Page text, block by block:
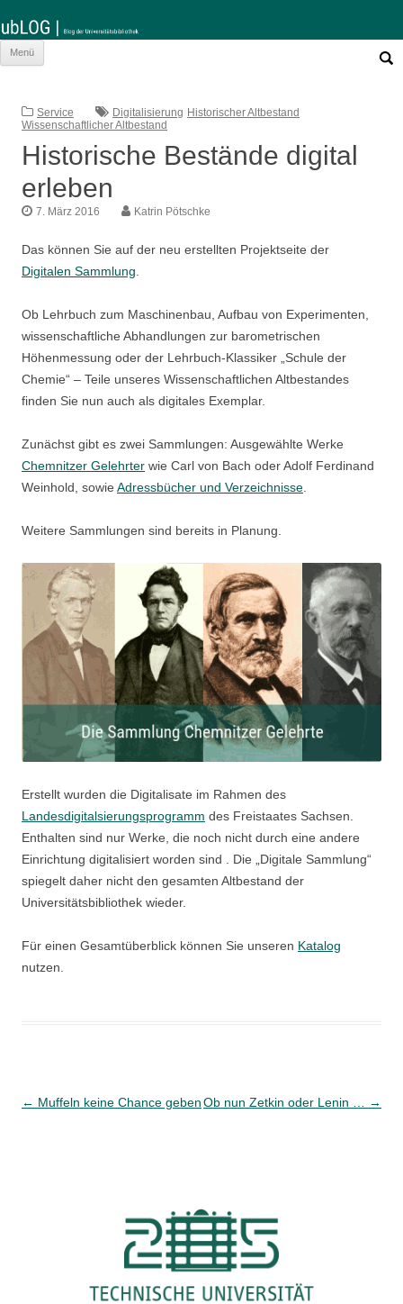
Menü
nach:
Service Digitalisierung Historischer Altbestand
Wissenschaftlicher Altbestand
Historische Bestände digital
erleben
7. März 2016 Katrin Pötschke
Das können Sie auf der neu erstellten Projektseite der
Digitalen Sammlung.
Ob Lehrbuch zum Maschinenbau, Aufbau von Experimenten,
wissenschaftliche Abhandlungen zur barometrischen
Höhenmessung oder der Lehrbuch-Klassiker „Schule der
Chemie“ – Teile unseres Wissenschaftlichen Altbestandes
finden Sie nun auch als digitales Exemplar.
Zunächst gibt es zwei Sammlungen: Ausgewählte Werke
Chemnitzer Gelehrter wie Carl von Bach oder Adolf Ferdinand
Weinhold, sowie Adressbücher und Verzeichnisse.
Weitere Sammlungen sind bereits in Planung.
Erstellt wurden die Digitalisate im Rahmen des
Landesdigitalsierungsprogramm des Freistaates Sachsen.
Enthalten sind nur Werke, die noch nicht durch eine andere
Einrichtung digitalisiert worden sind . Die „Digitale Sammlung“
spiegelt daher nicht den gesamten Altbestand der
Universitätsbibliothek wieder.
Für einen Gesamtüberblick können Sie unseren Katalog
nutzen.
Beitragsnavigation
← Muffeln keine Chance gebenOb nun Zetkin oder Lenin … →